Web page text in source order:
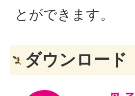
とができます。
ダウンロード